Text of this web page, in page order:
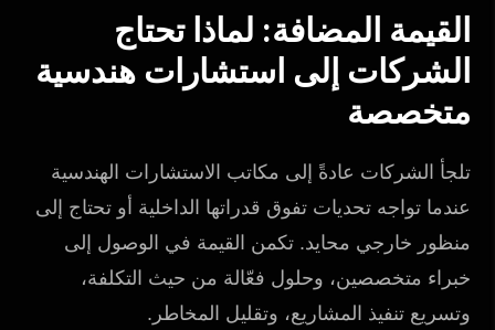
القيمة المضافة: لماذا تحتاج
الشركات إلى استشارات هندسية
متخصصة
تلجأ الشركات عادةً إلى مكاتب الاستشارات الهندسية
عندما تواجه تحديات تفوق قدراتها الداخلية أو تحتاج إلى
منظور خارجي محايد. تكمن القيمة في الوصول إلى
خبراء متخصصين، وحلول فعّالة من حيث التكلفة،
وتسريع تنفيذ المشاريع، وتقليل المخاطر.